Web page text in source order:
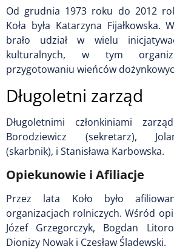
Od grudnia 1973 roku do 2012
Koła była Katarzyna Fijałkowska.
brało udział w wielu
kulturalnych, w tym
przygotowaniu wieńców
Długoletni zarząd
Długoletnimi członkiniami
Borodziewicz (sekretarz),
(skarbnik), i Stanisława Karbowska.
Opiekunowie i Afiliacje
Przez lata Koło było
organizacjach rolniczych. Wśród
Józef Grzegorczyk, Bogdan
Dionizy Nowak i Czesław Śladewski.